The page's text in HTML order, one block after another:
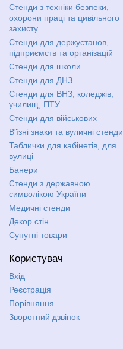
Стенди з техніки безпеки,
охорони праці та цивільного
захисту
Стенди для держустанов,
підприємств та організацій
Стенди для школи
Стенди для ДНЗ
Стенди для ВНЗ, коледжів,
училищ, ПТУ
Стенди для військових
В'їзні знаки та вуличні стенди
Таблички для кабінетів, для
вулиці
Банери
Стенди з державною
символікою України
Медичні стенди
Декор стін
Супутні товари
Користувач
Вхід
Реєстрація
Порівняння
Зворотний дзвінок